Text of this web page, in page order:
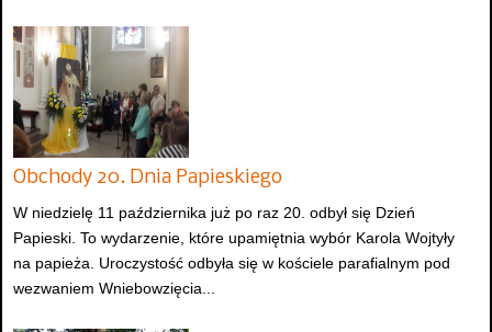
Obchody 20. Dnia Papieskiego
W niedzielę 11 października już po raz 20. odbył się Dzień
Papieski. To wydarzenie, które upamiętnia wybór Karola Wojtyły
na papieża. Uroczystość odbyła się w kościele parafialnym pod
wezwaniem Wniebowzięcia...